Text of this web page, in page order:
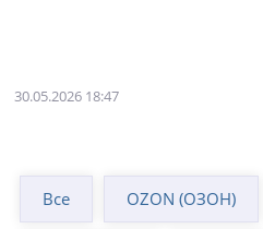
30.05.2026 18:47
Все OZON (ОЗОН)